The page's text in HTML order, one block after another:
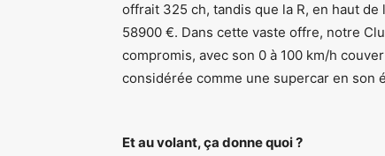
offrait 325 ch, tandis que la R, en haut
58900 €. Dans cette vaste offre, notre
compromis, avec son 0 à 100 km/h
considérée comme une supercar en son
Et au volant, ça donne quoi ?